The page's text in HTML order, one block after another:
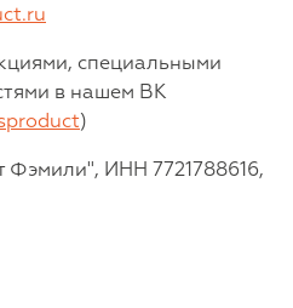
специальными
в нашем ВК
)
ИНН 7721788616,